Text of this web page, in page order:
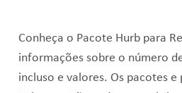
Conheça o Pacote Hurb para
informações sobre o número
incluso e valores. Os pacotes e